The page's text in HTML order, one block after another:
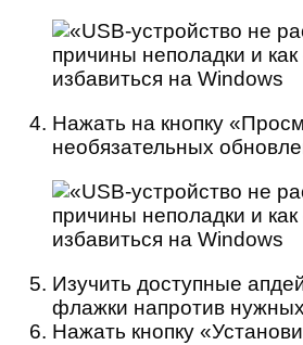
Нажать на кнопку
необязательных
Изучить доступные
флажки напротив
Нажать кнопку